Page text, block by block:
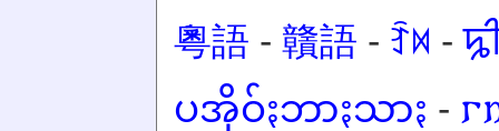
粵語 - 贛語 - ꆇꉙ -
ပအိုဝ်ႏဘာႏသာႏ -